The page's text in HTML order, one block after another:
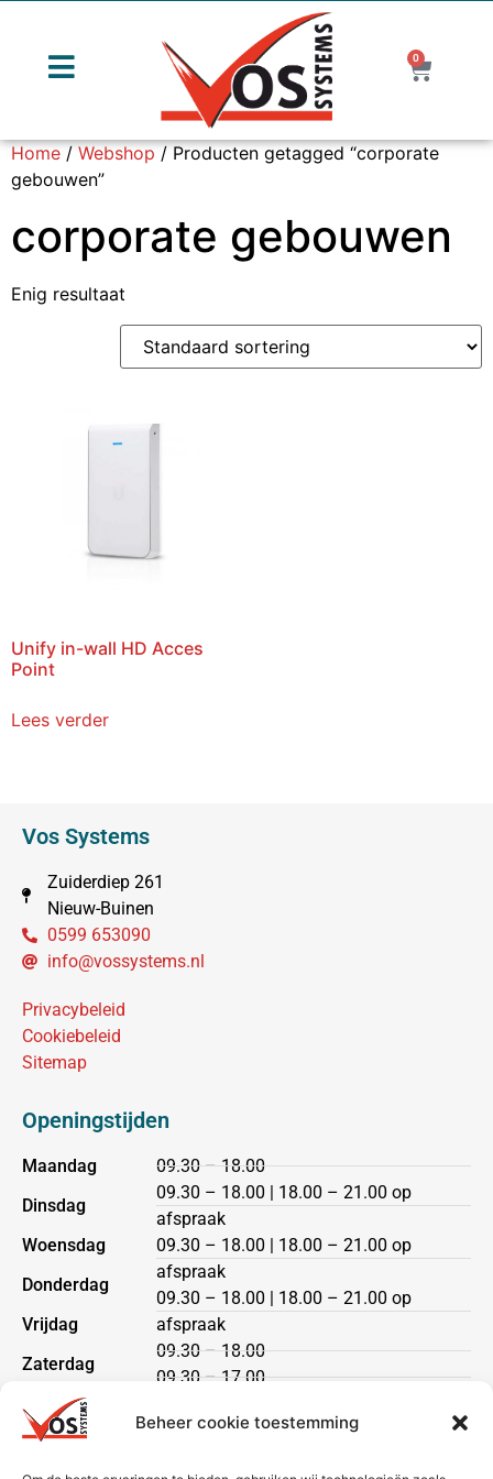
Beheer cookie toestemming
0
Home/Webshop/ Producten getagged “corporate
gebouwen”
corporate gebouwen
Enig resultaat
Unify in-wall HD Acces
Point
Lees verder
Vos Systems
Zuiderdiep 261
Nieuw-Buinen
0599 653090
info@vossystems.nl
Privacybeleid
Cookiebeleid
Sitemap
Openingstijden
Maandag
Dinsdag
Woensdag
Donderdag
Vrijdag
Zaterdag
Zondag
09.30 – 18.00
09.30 – 18.00 | 18.00 – 21.00 op
afspraak
09.30 – 18.00 | 18.00 – 21.00 op
afspraak
09.30 – 18.00 | 18.00 – 21.00 op
afspraak
09.30 – 18.00
09.30 – 17.00